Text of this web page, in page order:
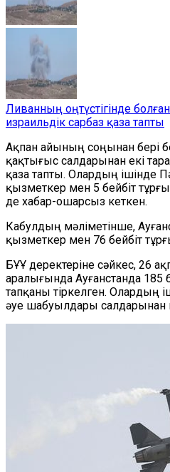
Ливанның оңтүстігінде
израильдік сарбаз қаза тапты
Ақпан айының соңынан бері
қақтығыс салдарынан екі
қаза тапты. Олардың ішінде
қызметкер мен 5 бейбіт
де хабар-ошарсыз кеткен.
Кабулдың мәліметінше,
қызметкер мен 76 бейбіт
БҰҰ деректеріне сәйкес, 26
аралығында Ауғанстанда 185
тапқаны тіркелген. Олардың
әуе шабуылдары салдарынан